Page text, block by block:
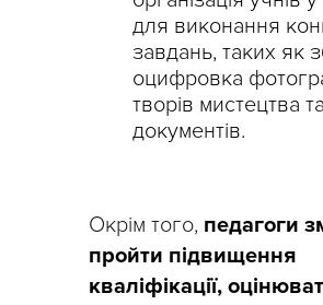
для виконання
завдань, таких як
оцифровка
творів мистецтва та
документів.
Окрім того, педагоги
пройти підвищення
кваліфікації,